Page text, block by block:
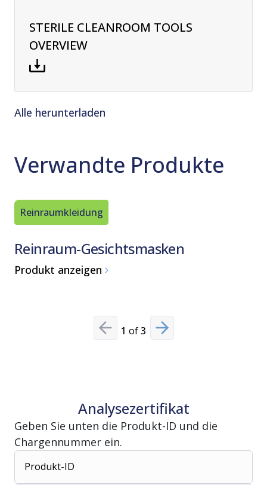
STERILE CLEANROOM TOOLS
OVERVIEW
Alle herunterladen
Verwandte Produkte
Reinraumkleidung
Reinraum-Gesichtsmasken
Produkt anzeigen
Previous slide
1 of3 Next slide
Analysezertifikat
Geben Sie unten die Produkt-ID und die
Chargennummer ein.
Produkt-ID